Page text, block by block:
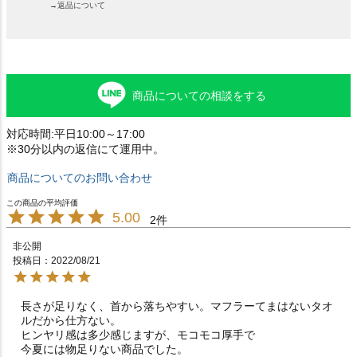
→返品について
商品についての相談をする
対応時間:平日10:00～17:00
※30分以内の返信にて運用中。
商品についてのお問い合わせ
5.00 2
非公開
投稿日
2022/08/21
長さが足りなく、首から落ちやすい。マフラーてまはないタオ
ルだから仕方ない。
ヒンヤリ感は多少感じますが、モコモコ厚手で
今夏には物足りない商品でした。